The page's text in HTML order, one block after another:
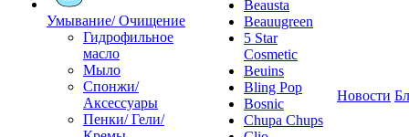
Умывание/ Очищение
Гидрофильное
масло
Мыло
Спонжи/
Аксессуары
Пенки/ Гели/
Beausta
Beauugreen
5 Star
Cosmetic
Beuins
Bling Pop
Bosnic
Chupa Chups
Новости